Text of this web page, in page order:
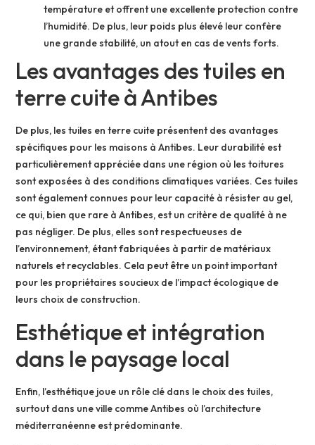
température et offrent une excellente protection contre
l’humidité. De plus, leur poids plus élevé leur confère
une grande stabilité, un atout en cas de vents forts.
Les avantages des tuiles en
terre cuite à Antibes
De plus, les tuiles en terre cuite présentent des avantages
spécifiques pour les maisons à Antibes. Leur durabilité est
particulièrement appréciée dans une région où les toitures
sont exposées à des conditions climatiques variées. Ces tuiles
sont également connues pour leur capacité à résister au gel,
ce qui, bien que rare à Antibes, est un critère de qualité à ne
pas négliger. De plus, elles sont respectueuses de
l’environnement, étant fabriquées à partir de matériaux
naturels et recyclables. Cela peut être un point important
pour les propriétaires soucieux de l’impact écologique de
leurs choix de construction.
Esthétique et intégration
dans le paysage local
Enfin, l’esthétique joue un rôle clé dans le choix des tuiles,
surtout dans une ville comme Antibes où l’architecture
méditerranéenne est prédominante.